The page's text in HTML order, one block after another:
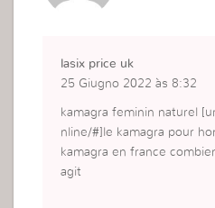
lasix price uk
25 Giugno 2022 às 8:32
kamagra feminin naturel
nline/#]le kamagra pour
kamagra en france
agit